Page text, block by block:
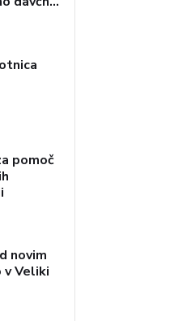
pomoč
novim
v Veliki